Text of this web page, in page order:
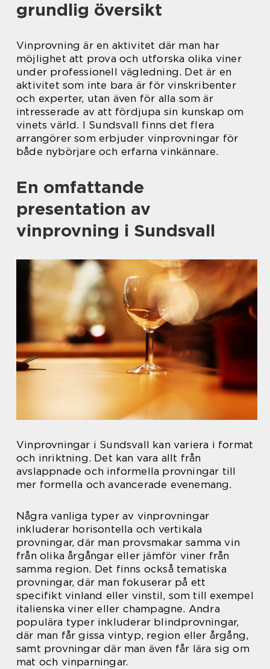
grundlig översikt
Vinprovning är en aktivitet där man har
möjlighet att prova och utforska olika viner
under professionell vägledning. Det är en
aktivitet som inte bara är för vinskribenter
och experter, utan även för alla som är
intresserade av att fördjupa sin kunskap om
vinets värld. I Sundsvall finns det flera
arrangörer som erbjuder vinprovningar för
både nybörjare och erfarna vinkännare.
En omfattande
presentation av
vinprovning i Sundsvall
Vinprovningar i Sundsvall kan variera i format
och inriktning. Det kan vara allt från
avslappnade och informella provningar till
mer formella och avancerade evenemang.
Några vanliga typer av vinprovningar
inkluderar horisontella och vertikala
provningar, där man provsmakar samma vin
från olika årgångar eller jämför viner från
samma region. Det finns också tematiska
provningar, där man fokuserar på ett
specifikt vinland eller vinstil, som till exempel
italienska viner eller champagne. Andra
populära typer inkluderar blindprovningar,
där man får gissa vintyp, region eller årgång,
samt provningar där man även får lära sig om
mat och vinparningar.